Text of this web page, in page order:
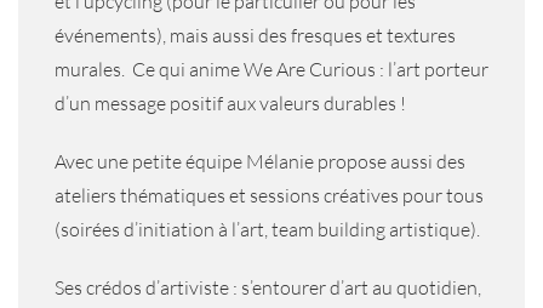
événements), mais aussi des fresques et textures
murales. Ce qui anime We Are Curious : l’art porteur
d’un message positif aux valeurs durables !
Avec une petite équipe Mélanie propose aussi des
ateliers thématiques et sessions créatives pour tous
(soirées d’initiation à l’art, team building artistique).
Ses crédos d’artiviste : s’entourer d’art au quotidien,